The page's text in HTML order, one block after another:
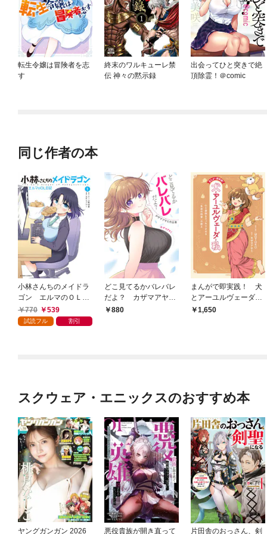
転生令嬢は冒険者を志
す
終末のワルキューレ禁
伝 神々の黙示録
出会ってひと突きで絶
頂除霊！＠comic
同じ作者の本
小林さんちのメイドラ
ゴン エルマのＯＬ日
記 1770 539
試読フル 割引
どこ見てるかバレバレ
だよ？ カザマアヤミ
作品集
880
まんがで即実践！ 犬
とアーユルヴェーダと
私 心と身体をスッキ
1,650
スクウェア・エニックスのおすすめ本
ヤングガンガン 2026 悪役貴族が開き直って 片田舎のおっさん、剣